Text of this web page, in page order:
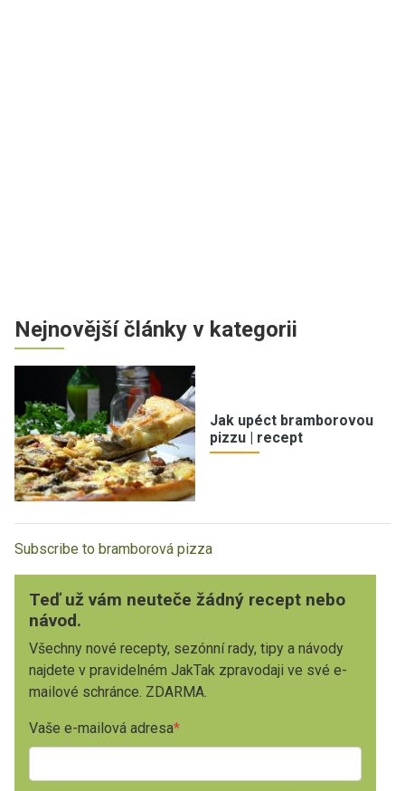
Nejnovější články v kategorii
Jak upéct bramborovou
pizzu | recept
Subscribe to bramborová pizza
Teď už vám neuteče žádný recept nebo
návod.
Všechny nové recepty, sezónní rady, tipy a návody
najdete v pravidelném JakTak zpravodaji ve své e-
mailové schránce. ZDARMA.
Vaše e-mailová adresa